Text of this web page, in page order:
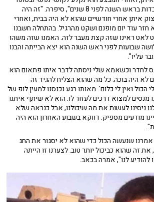
לצערנו הוא מת מהתאבדות בראש השנה לפני 8 שנים", סיפרה. "זה היה
איתן אחרי חודשיים שהוא לא היה בבית, ואחרי
עוד יום מופנם ושקט מהרגיל. בהתחלה חשבנו
לאט ראינו שזה קצת מעבר לזה. האמנו שזה משהו
שבועות לפני ראש השנה הוא יצא הבייתה והבנו
עליו".
לחדר וכשאמא שלי ניסתה לדבר איתו פתאום הוא
לא היה בוכה. כל מה שהוא הצליח להגיד זה
הכול ואין לי כלום'. מאותו רגע נכנסנו למעין לופ של
למצוא דרכים לעזור לו. הוא לא שיתף איתנו
ניסינו לעשות את מה שיכולנו, אבל כנראה שלא
מודעים מספיק. דווקא בשבוע האחרון הוא היה
שנעשה הכול כדי שהוא לא יסגור את החג
זה שהוא כביכול יותר טוב. לצערנו זו הייתה
להודיע לנו", אמרה בכאב.